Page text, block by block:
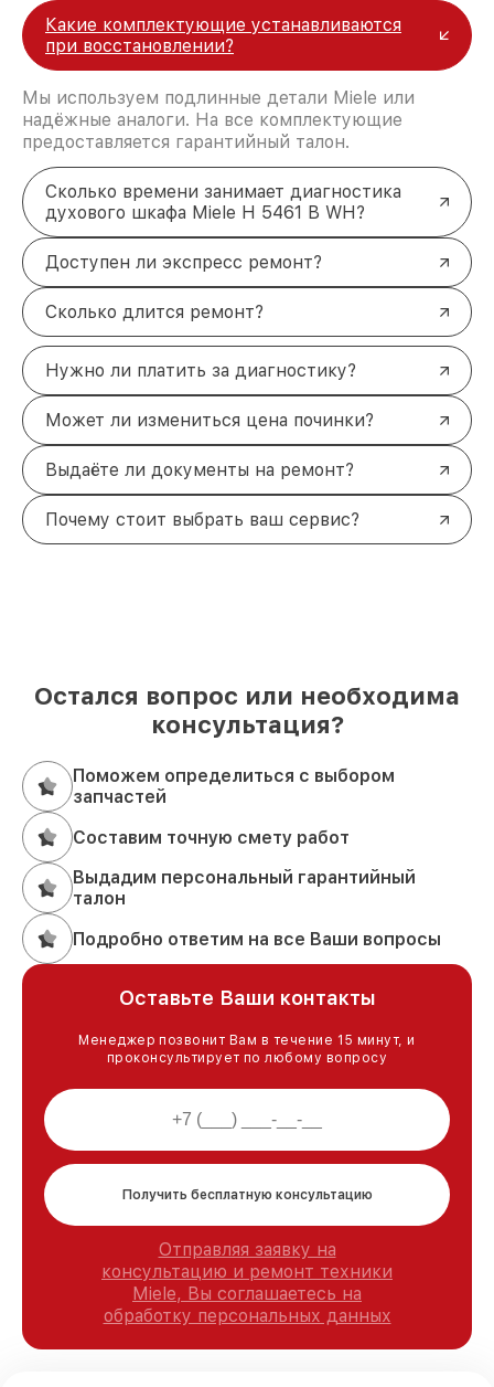
Какие комплектующие устанавливаются
при восстановлении?
Мы используем подлинные детали Miele или
надёжные аналоги. На все комплектующие
предоставляется гарантийный талон.
Сколько времени занимает диагностика
духового шкафа Miele H 5461 B WH?
Доступен ли экспресс ремонт?
Сколько длится ремонт?
Нужно ли платить за диагностику?
Может ли измениться цена починки?
Выдаёте ли документы на ремонт?
Почему стоит выбрать ваш сервис?
Остался вопрос или необходима
консультация?
Поможем определиться с выбором
запчастей
Составим точную смету работ
Выдадим персональный гарантийный
талон
Подробно ответим на все Ваши вопросы
Оставьте Ваши контакты
Менеджер позвонит Вам в течение 15 минут, и
проконсультирует по любому вопросу
Получить бесплатную консультацию
Отправляя заявку на
консультацию и ремонт техники
Miele, Вы соглашаетесь на
обработку персональных данных